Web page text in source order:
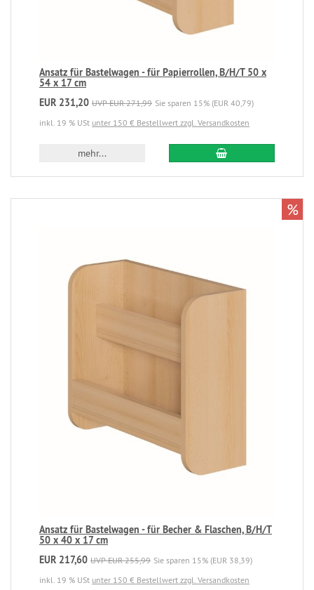
Ansatz für Bastelwagen - für Papierrollen, B/H/T 50 x
54 x 17 cm
EUR 231,20 UVP EUR 271,99 Sie sparen 15% (EUR 40,79)
inkl. 19 % USt unter 150 € Bestellwert zzgl. Versandkosten
mehr...
Ansatz für Bastelwagen - für Becher & Flaschen, B/H/T
50 x 40 x 17 cm
EUR 217,60 UVP EUR 255,99 Sie sparen 15% (EUR 38,39)
inkl. 19 % USt unter 150 € Bestellwert zzgl. Versandkosten
%